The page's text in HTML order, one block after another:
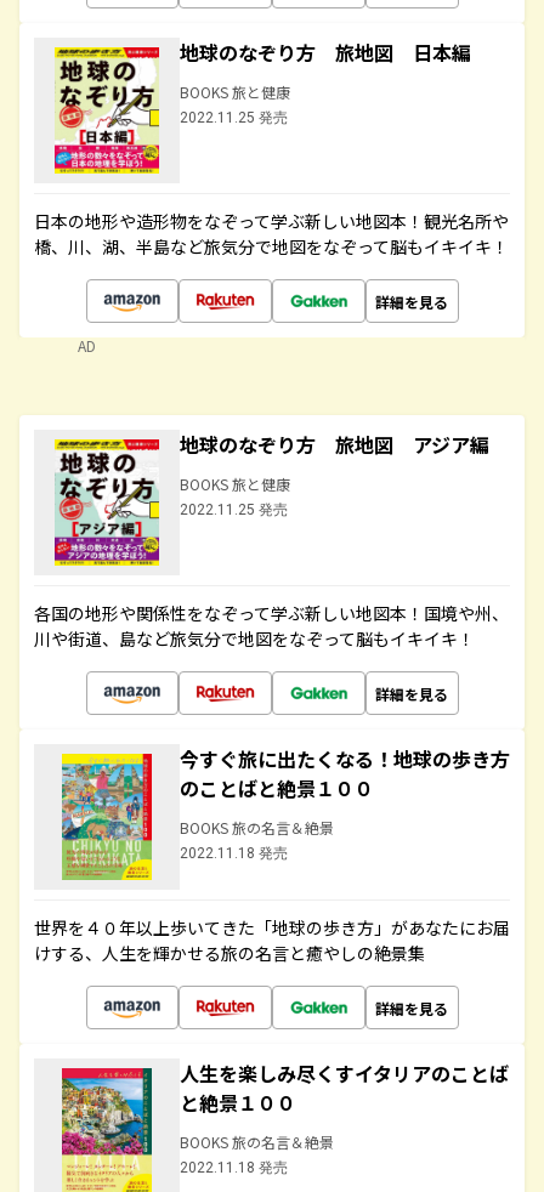
地球のなぞり方 旅地図 日本編
BOOKS 旅と健康
2022.11.25 発売
日本の地形や造形物をなぞって学ぶ新しい地図本！観光名所や
橋、川、湖、半島など旅気分で地図をなぞって脳もイキイキ！
詳細を見る
AD
地球のなぞり方 旅地図 アジア編
BOOKS 旅と健康
2022.11.25 発売
各国の地形や関係性をなぞって学ぶ新しい地図本！国境や州、
川や街道、島など旅気分で地図をなぞって脳もイキイキ！
詳細を見る
今すぐ旅に出たくなる！地球の歩き方
のことばと絶景１００
BOOKS 旅の名言＆絶景
2022.11.18 発売
世界を４０年以上歩いてきた「地球の歩き方」があなたにお届
けする、人生を輝かせる旅の名言と癒やしの絶景集
詳細を見る
人生を楽しみ尽くすイタリアのことば
と絶景１００
BOOKS 旅の名言＆絶景
2022.11.18 発売